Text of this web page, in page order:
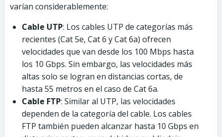
varían considerablemente:
Cable UTP: Los cables UTP de categorías más
recientes (Cat 5e, Cat 6 y Cat 6a) ofrecen
velocidades que van desde los 100 Mbps hasta
los 10 Gbps. Sin embargo, las velocidades más
altas solo se logran en distancias cortas, de
hasta 55 metros en el caso de Cat 6a.
Cable FTP: Similar al UTP, las velocidades
dependen de la categoría del cable. Los cables
FTP también pueden alcanzar hasta 10 Gbps en